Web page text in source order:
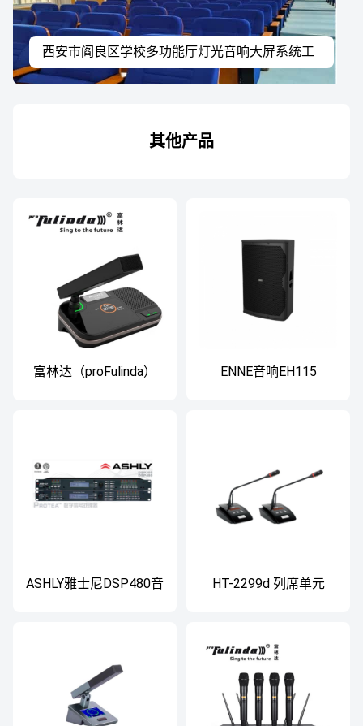
西安市阎良区学校多功能厅灯光音响大屏系统工
程案例
其他产品
富林达（proFulinda）
ENNE音响EH115
ASHLY雅士尼DSP480音
HT-2299d 列席单元